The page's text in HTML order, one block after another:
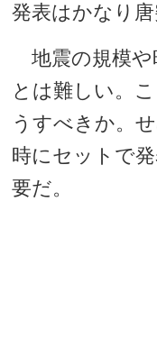
発表はかなり唐
地震の規模や
とは難しい。
うすべきか。
時にセットで
要だ。